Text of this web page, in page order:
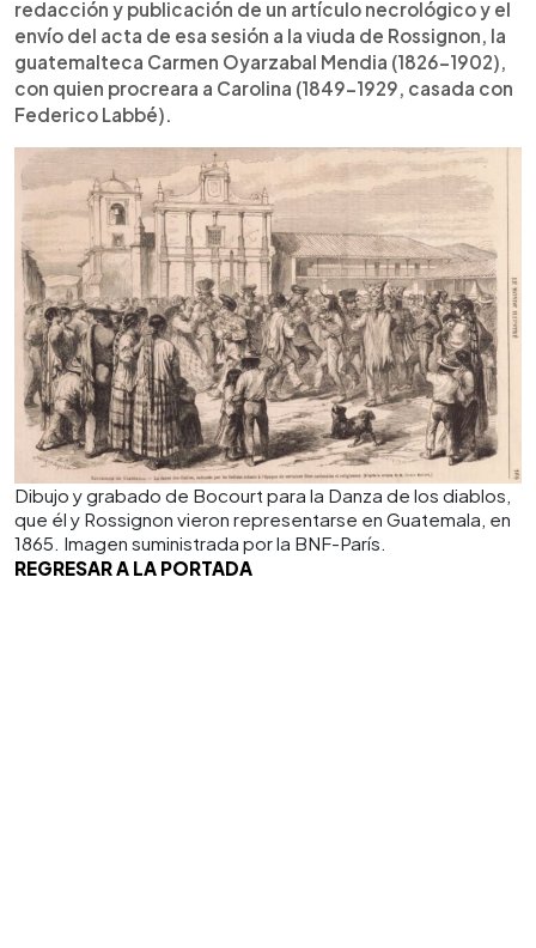
redacción y publicación de un artículo necrológico y el
envío del acta de esa sesión a la viuda de Rossignon, la
guatemalteca Carmen Oyarzabal Mendia (1826-1902),
con quien procreara a Carolina (1849-1929, casada con
Federico Labbé).
Dibujo y grabado de Bocourt para la Danza de los diablos,
que él y Rossignon vieron representarse en Guatemala, en
1865. Imagen suministrada por la BNF-París.
REGRESAR A LA PORTADA